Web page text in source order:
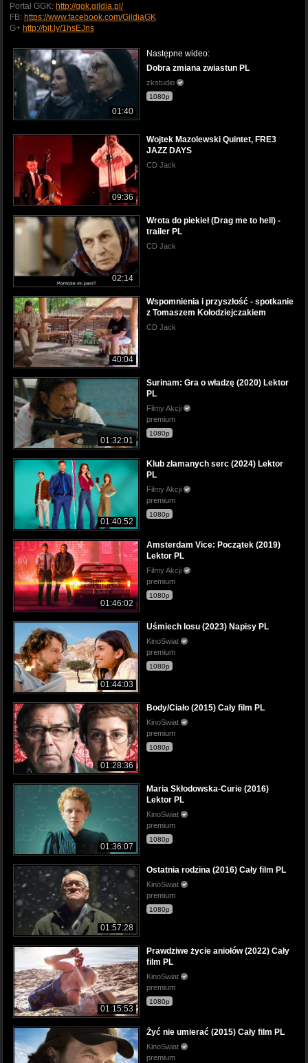
Portal GGK: http://ggk.gildia.pl/
FB: https://www.facebook.com/GildiaGK
G+ http://bit.ly/1hsEJns
01:40
Następne wideo:
Dobra zmiana zwiastun PL
zkstudio
1080p
09:36
Wojtek Mazolewski Quintet, FRE3
JAZZ DAYS
CD Jack
02:14
Wrota do piekieł (Drag me to hell) -
trailer PL
CD Jack
40:04
Wspomnienia i przyszłość - spotkanie
z Tomaszem Kołodziejczakiem
CD Jack
01:32:01
Surinam: Gra o władzę (2020) Lektor
PL
Filmy Akcji
premium
1080p
01:40:52
Klub złamanych serc (2024) Lektor
PL
Filmy Akcji
premium
1080p
01:46:02
Amsterdam Vice: Początek (2019)
Lektor PL
Filmy Akcji
premium
1080p
01:44:03
Uśmiech losu (2023) Napisy PL
KinoSwiat
premium
1080p
01:28:36
Body/Ciało (2015) Cały film PL
KinoSwiat
premium
1080p
01:36:07
Maria Skłodowska-Curie (2016)
Lektor PL
KinoSwiat
premium
1080p
01:57:28
Ostatnia rodzina (2016) Cały film PL
KinoSwiat
premium
1080p
01:15:53
Prawdziwe życie aniołów (2022) Cały
film PL
KinoSwiat
premium
1080p
Żyć nie umierać (2015) Cały film PL
KinoSwiat
premium